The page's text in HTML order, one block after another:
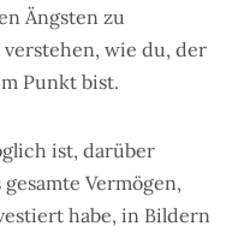
Ängsten zu
wie du, der
Punkt bist.
ist, darüber
Vermögen,
habe, in Bildern